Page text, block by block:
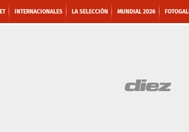
INTERNACIONALES LA SELECCIÓN MUNDIAL 2026